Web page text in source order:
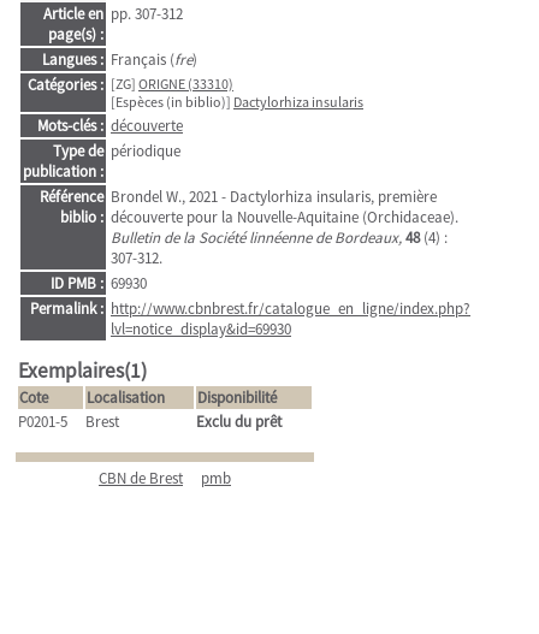
Article en
page(s) :
pp. 307-312
Langues : Français (fre)
Catégories : [ZG] ORIGNE (33310)
[Espèces (in biblio)] Dactylorhiza insularis
Mots-clés : découverte
Type de
publication :
périodique
Référence
biblio :
Brondel W., 2021 - Dactylorhiza insularis, première
découverte pour la Nouvelle-Aquitaine (Orchidaceae).
Bulletin de la Société linnéenne de Bordeaux,48(4) :
307-312.
ID PMB : 69930
Permalink : http://www.cbnbrest.fr/catalogue_en_ligne/index.php?
lvl=notice_display&id=69930
Exemplaires(1)
Cote Localisation
Disponibilité
P0201-5
Brest Exclu du prêt
CBN de Brest pmb